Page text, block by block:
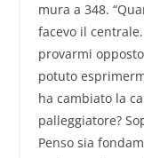
mura a 348.
facevo il
provarmi
potuto
ha cambiato la
palleggiatore?
Penso sia